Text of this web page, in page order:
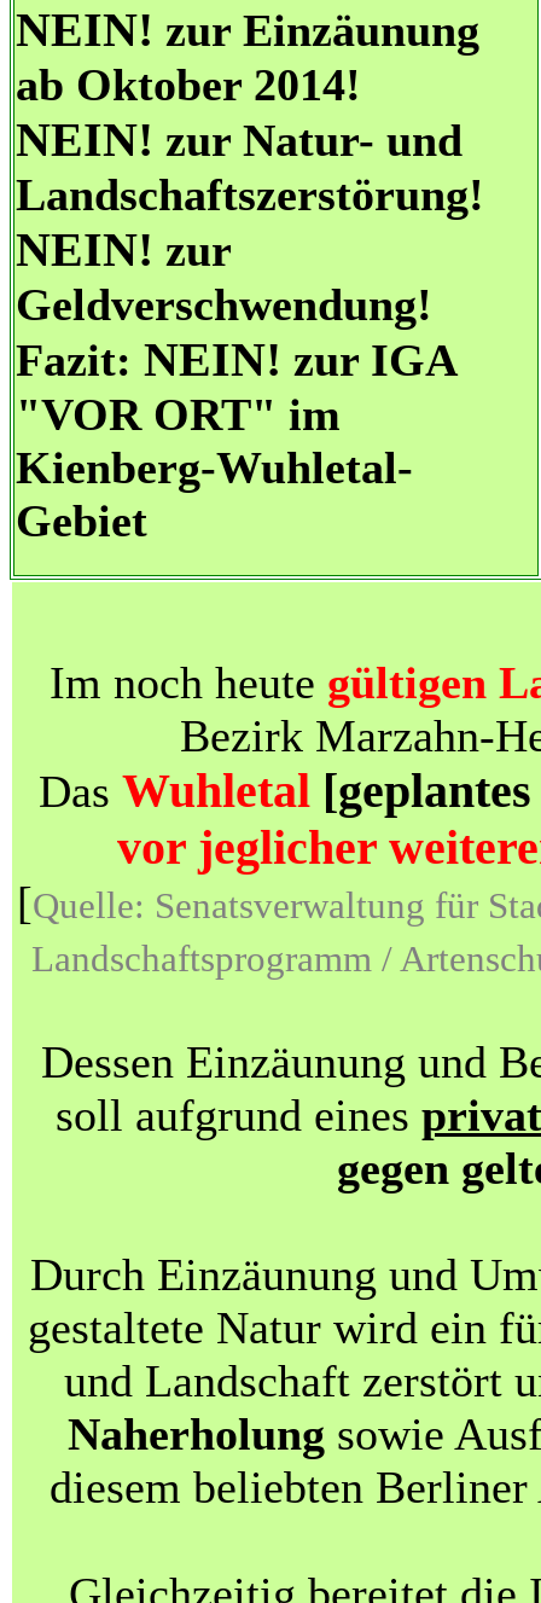
NEIN! zur Einzäunung
ab Oktober 2014!
NEIN! zur Natur- und
Landschaftszerstörung!
NEIN! zur
Geldverschwendung!
Fazit: NEIN! zur IGA
"VOR ORT" im
Kienberg-Wuhletal-
Gebiet
Im noch heute gültigen
Bezirk Marzahn-
Das Wuhletal
vor jeglicher
[Quelle: Senatsverwaltung für
Landschaftsprogramm /
Dessen Einzäunung und
soll aufgrund eines privat
gegen
Durch Einzäunung und
gestaltete Natur wird ein
und Landschaft zerstört
Naherholung sowie
diesem beliebten